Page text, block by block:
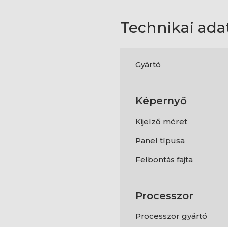
Technikai
Gyártó
Képernyő
Kijelző méret
Panel típusa
Felbontás fajta
Processzor
Processzor gyártó